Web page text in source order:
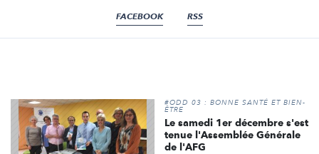
FACEBOOK RSS
#ODD 03 : BONNE SANTÉ ET BIEN-
ÊTRE
Le samedi 1er décembre s'est
tenue l'Assemblée Générale
de l'AFG